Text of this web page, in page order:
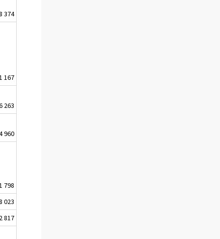
374
167
263
960
798
023
817